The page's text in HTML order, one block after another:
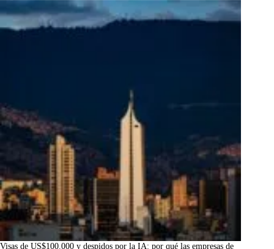
Visas de US$100.000 y despidos por la IA: por qué las empresas de